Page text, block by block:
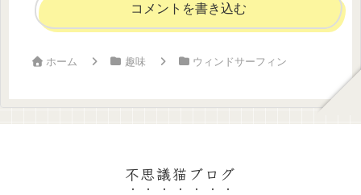
コメントを書き込む
ホーム 趣味 ウィンドサーフィン
不思議猫ブログ